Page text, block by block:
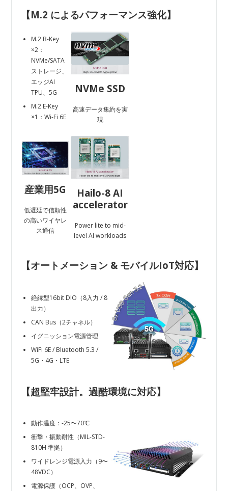
【M.2 によるパフォーマンス強化】
M.2 B-Key
×2：
NVMe/SATA
ストレージ、
エッジAI
TPU、5G
M.2 E-Key
×1：Wi-Fi 6E
NVMe SSD
高速データ集約を実
現
産業用5G
低遅延で信頼性
の高いワイヤレ
ス通信
Hailo-8 AI
accelerator
Power lite to mid-
level AI workloads
【オートメーション & モバイルIoT対応】
絶縁型16bit DIO（8入力 / 8
出力）
CAN Bus（2チャネル）
イグニッション電源管理
WiFi 6E / Bluetooth 5.3 /
5G・4G・LTE
【超堅牢設計。過酷環境に対応】
動作温度：-25〜70℃
衝撃・振動耐性（MIL-STD-
810H 準拠）
ワイドレンジ電源入力（9〜
48VDC）
電源保護（OCP、OVP、